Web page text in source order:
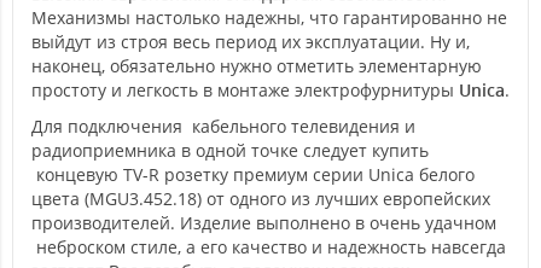
Механизмы настолько надежны, что гарантированно не
выйдут из строя весь период их эксплуатации. Ну и,
наконец, обязательно нужно отметить элементарную
простоту и легкость в монтаже электрофурнитуры Unica.
Для подключения кабельного телевидения и
радиоприемника в одной точке следует купить
концевую TV-R розетку премиум серии Unica белого
цвета (MGU3.452.18) от одного из лучших европейских
производителей. Изделие выполнено в очень удачном
неброском стиле, а его качество и надежность навсегда